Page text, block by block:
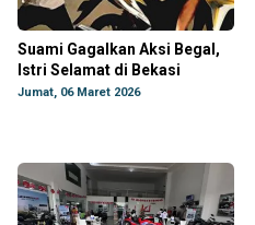
Suami Gagalkan Aksi Begal,
Istri Selamat di Bekasi
Jumat, 06 Maret 2026